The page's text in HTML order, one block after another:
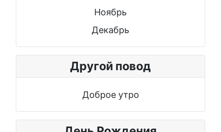
Ноябрь
Декабрь
Другой повод
Доброе утро